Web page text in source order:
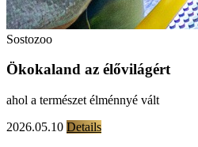
Sostozoo
Ökokaland az élővilágért
ahol a természet élménnyé vált
2026.05.10 Details